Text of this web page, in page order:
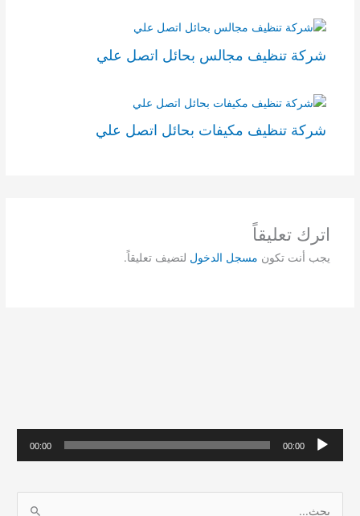
شركة تنظيف مجالس بحائل اتصل علي
شركة تنظيف مكيفات بحائل اتصل علي
اترك تعليقاً
يجب أنت تكون مسجل الدخول لتضيف تعليقاً.
ش
00:00
00:00